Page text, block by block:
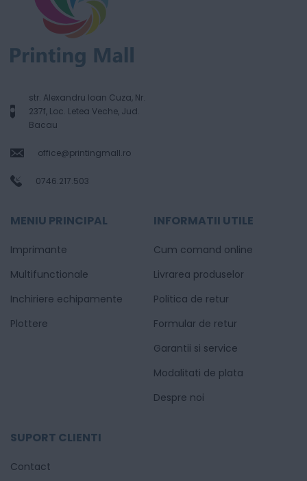
str. Alexandru Ioan Cuza, Nr.
237f, Loc. Letea Veche, Jud.
Bacau
office@printingmall.ro
0746.217.503
MENIU PRINCIPAL
Imprimante
Multifunctionale
Inchiriere echipamente
Plottere
INFORMATII UTILE
Cum comand online
Livrarea produselor
Politica de retur
Formular de retur
Garantii si service
Modalitati de plata
Despre noi
SUPORT CLIENTI
Contact